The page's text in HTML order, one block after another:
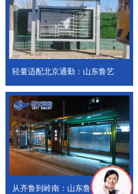
轻量适配北京通勤：山东鲁艺
从齐鲁到岭南：山东鲁艺公交